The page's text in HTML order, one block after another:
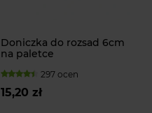
Doniczka do rozsad 6cm
na paletce
297 ocen
15,20 zł